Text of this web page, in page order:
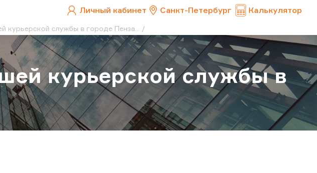
Личный кабинет Санкт-Петербург Калькулятор
курьерской службы в городе Пенза...
курьерской службы в